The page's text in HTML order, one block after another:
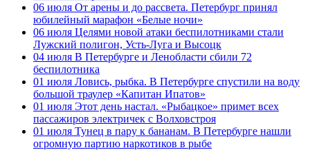
06 июля От арены и до рассвета. Петербург принял
юбилейный марафон «Белые ночи»
06 июля Целями новой атаки беспилотниками стали
Лужский полигон, Усть-Луга и Высоцк
04 июля В Петербурге и Ленобласти сбили 72
беспилотника
01 июля Ловись, рыбка. В Петербурге спустили на воду
большой траулер «Капитан Ипатов»
01 июля Этот день настал. «Рыбацкое» примет всех
пассажиров электричек с Волховстроя
01 июля Тунец в пару к бананам. В Петербурге нашли
огромную партию наркотиков в рыбе